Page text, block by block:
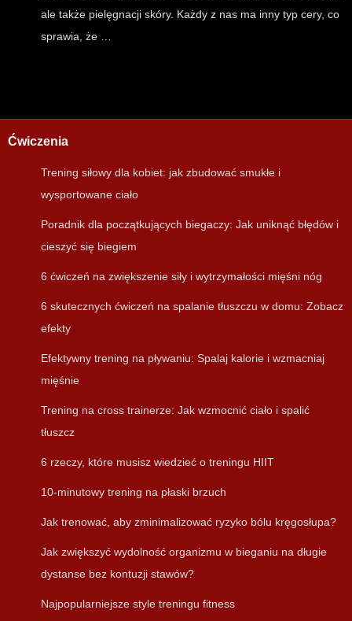
ale także pielęgnacji skóry. Każdy z nas ma inny typ cery, co
sprawia, że …
Ćwiczenia
Trening siłowy dla kobiet: jak zbudować smukłe i
wysportowane ciało
Poradnik dla początkujących biegaczy: Jak uniknąć błędów i
cieszyć się biegiem
6 ćwiczeń na zwiększenie siły i wytrzymałości mięśni nóg
6 skutecznych ćwiczeń na spalanie tłuszczu w domu: Zobacz
efekty
Efektywny trening na pływaniu: Spalaj kalorie i wzmacniaj
mięśnie
Trening na cross trainerze: Jak wzmocnić ciało i spalić
tłuszcz
6 rzeczy, które musisz wiedzieć o treningu HIIT
10-minutowy trening na płaski brzuch
Jak trenować, aby zminimalizować ryzyko bólu kręgosłupa?
Jak zwiększyć wydolność organizmu w bieganiu na długie
dystanse bez kontuzji stawów?
Najpopularniejsze style treningu fitness